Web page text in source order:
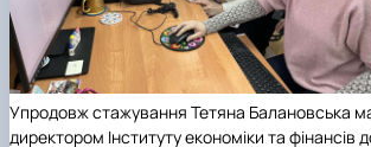
Упродовж стажування Тетяна Балановська
директором Інституту економіки та фінансів